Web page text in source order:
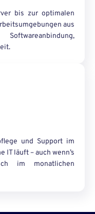
bis zur optimalen
aus
und Support im
IT läuft – auch wenn’s
im monatlichen